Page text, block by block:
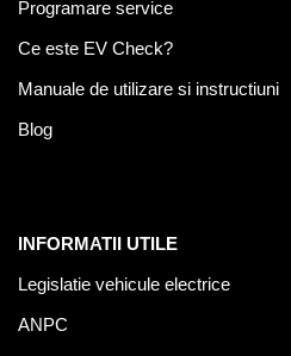
Programare service
Ce este EV Check?
Manuale de utilizare si instructiuni
Blog
INFORMATII UTILE
Legislatie vehicule electrice
ANPC